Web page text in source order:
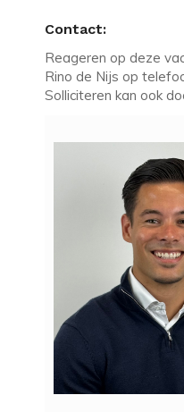
Contact:
Reageren op deze
Rino de Nijs op
Solliciteren kan ook